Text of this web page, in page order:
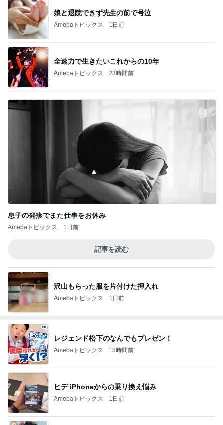
娘と退院できず先生の前で号泣
Amebaトピックス 1日前
全速力で生きたいこれからの10年
Amebaトピックス 23時間前
息子の発疹でまた仕事をお休み
Amebaトピックス 1日前
記事を読む
沢山もらった服を片付けた押入れ
Amebaトピックス 1日前
レジェンド松下のなんでもプレゼン！
Amebaトピックス 13時間前
ヒデ iPhoneからの乗り換え悩み
Amebaトピックス 1日前